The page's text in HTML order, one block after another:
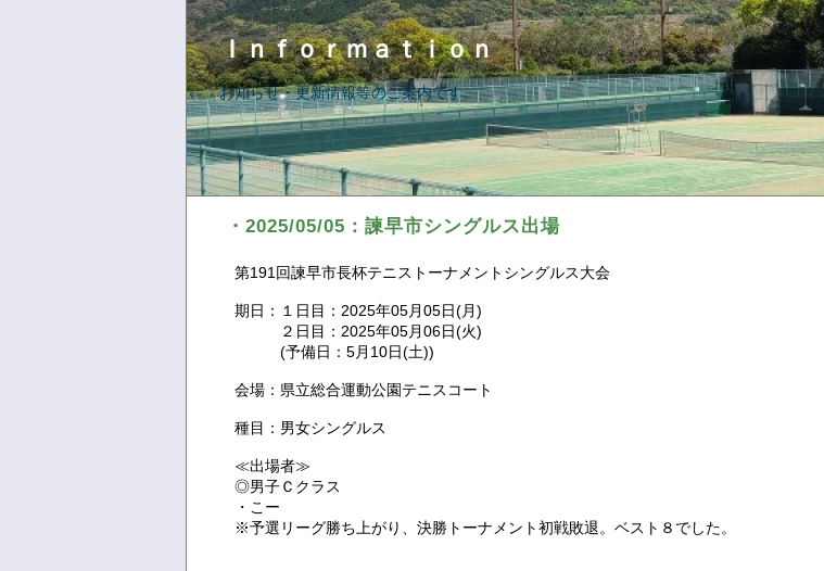
Ｉｎｆｏｒｍａｔｉｏｎ
お知らせ・更新情報等のご案内です。
・2025/05/05：諫早市シングルス出場
第191回諫早市長杯テニストーナメントシングルス大会
期日：１日目：2025年05月05日(月)
２日目：2025年05月06日(火)
(予備日：5月10日(土))
会場：県立総合運動公園テニスコート
種目：男女シングルス
≪出場者≫
◎男子Ｃクラス
・こー
※予選リーグ勝ち上がり、決勝トーナメント初戦敗退。ベスト８でした。